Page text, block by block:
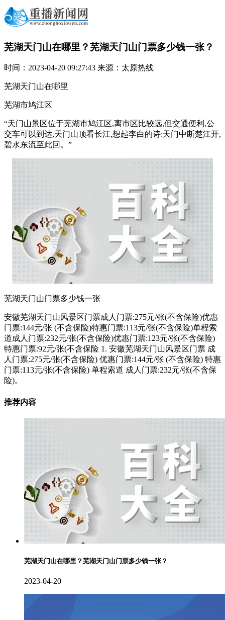
芜湖天门山在哪里？芜湖天门山门票多少钱一张？
时间：2023-04-20 09:27:43 来源：太原热线
芜湖天门山在哪里
芜湖市鸠江区
“天门山景区位于芜湖市鸠江区,离市区比较远,但交通便利,公
交车可以到达,天门山顶看长江,想起李白的诗:天门中断楚江开,
碧水东流至此回。”
芜湖天门山门票多少钱一张
安徽芜湖天门山风景区门票成人门票:275元/张(不含保险)优惠
门票:144元/张 (不含保险)特惠门票:113元/张(不含保险)单程索
道成人门票:232元/张(不含保险)优惠门票:123元/张(不含保险)
特惠门票:92元/张(不含保险 1. 安徽芜湖天门山风景区门票 成
人门票:275元/张(不含保险) 优惠门票:144元/张 (不含保险) 特惠
门票:113元/张(不含保险) 单程索道 成人门票:232元/张(不含保
险)。
推荐内容
芜湖天门山在哪里？芜湖天门山门票多少钱一张？
2023-04-20